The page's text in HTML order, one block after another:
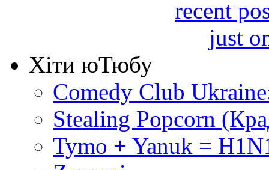
Хіти юТюбу
Comedy Club
Stealing Popcorn
Tymo + Yanuk =